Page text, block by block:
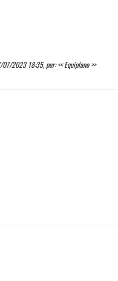
2023 18:35, por: << Equiplano >>